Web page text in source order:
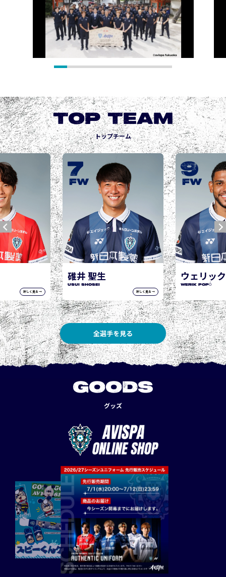
TOP TEAM
トップチーム
詳しく見る →
ウェリック ポポ
WERIK POPÓ
詳しく見る →
9
FW
城後 寿
JOGO
FW
全選手を見る
GOODS
グッズ